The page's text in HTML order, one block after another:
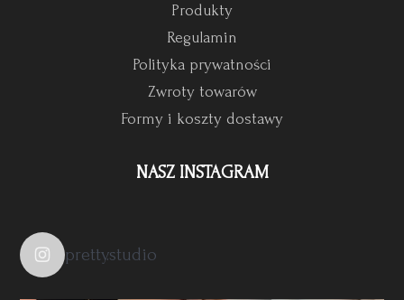
Produkty
Regulamin
Polityka prywatności
Zwroty towarów
Formy i koszty dostawy
NASZ INSTAGRAM
pretty.studio